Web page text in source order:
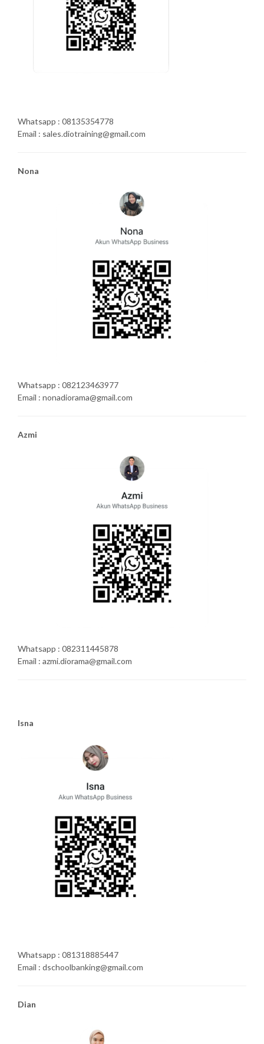
Whatsapp : 08135354778
Email : sales.diotraining@gmail.com
Nona
Whatsapp : 082123463977
Email : nonadiorama@gmail.com
Azmi
Whatsapp : 082311445878
Email : azmi.diorama@gmail.com
Isna
Whatsapp : 081318885447
Email : dschoolbanking@gmail.com
Dian